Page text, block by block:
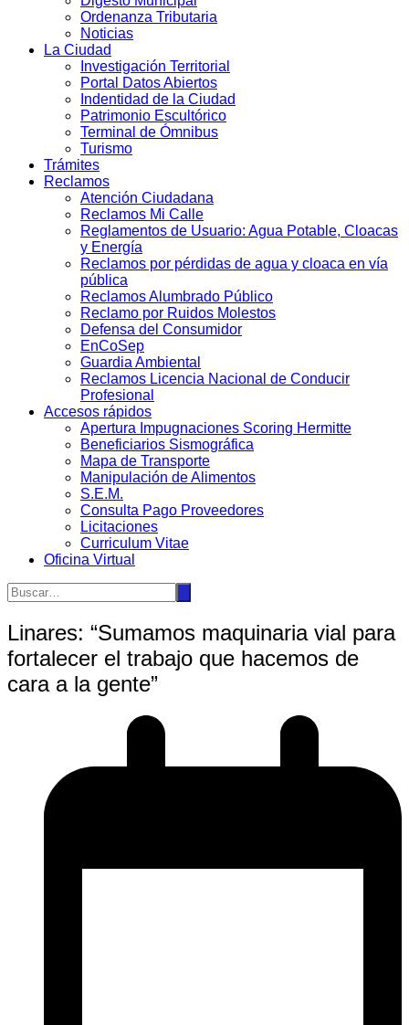
Ordenanza Tributaria
Noticias
La Ciudad
Investigación Territorial
Portal Datos Abiertos
Indentidad de la Ciudad
Patrimonio Escultórico
Terminal de Ómnibus
Turismo
Trámites
Reclamos
Atención Ciudadana
Reclamos Mi Calle
Reglamentos de Usuario: Agua Potable, Cloacas
y Energía
Reclamos por pérdidas de agua y cloaca en vía
pública
Reclamos Alumbrado Público
Reclamo por Ruidos Molestos
Defensa del Consumidor
EnCoSep
Guardia Ambiental
Reclamos Licencia Nacional de Conducir
Profesional
Accesos rápidos
Apertura Impugnaciones Scoring Hermitte
Beneficiarios Sismográfica
Mapa de Transporte
Manipulación de Alimentos
S.E.M.
Consulta Pago Proveedores
Licitaciones
Curriculum Vitae
Oficina Virtual
Linares: “Sumamos maquinaria vial para
fortalecer el trabajo que hacemos de
cara a la gente”